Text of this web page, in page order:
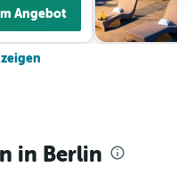
Angebot
in Berlin